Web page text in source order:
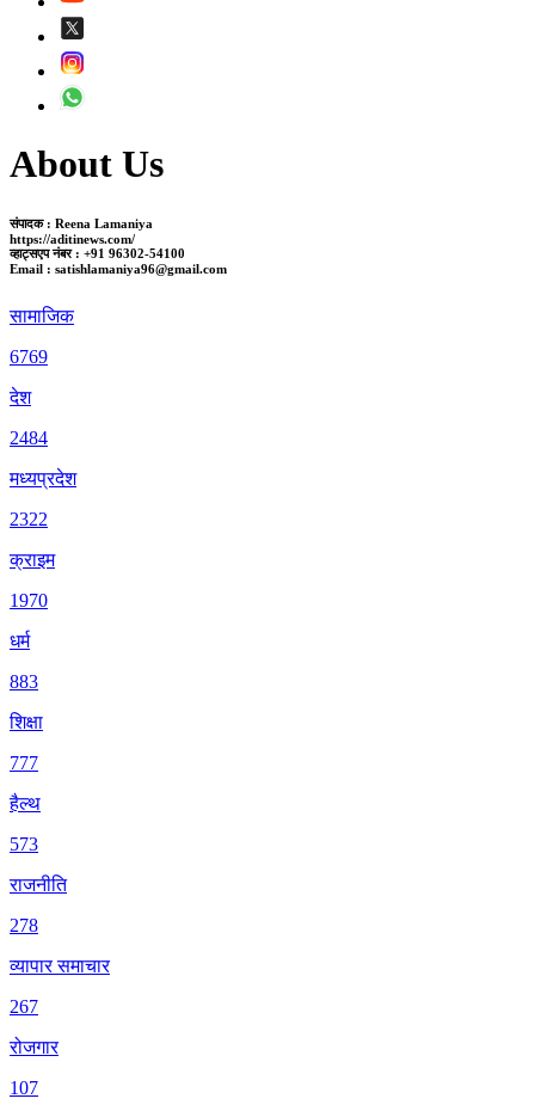
About Us
संपादक : Reena Lamaniya
https://aditinews.com/
व्हाट्सएप नंबर : +91 96302-54100
Email : satishlamaniya96@gmail.com
सामाजिक
6769
देश
2484
मध्यप्रदेश
2322
क्राइम
1970
धर्म
883
शिक्षा
777
हैल्थ
573
राजनीति
278
व्यापार समाचार
267
रोजगार
107